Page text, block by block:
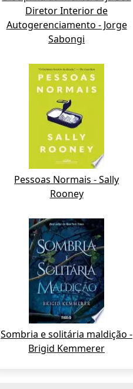
Diretor Interior de
Autogerenciamento - Jorge
Sabongi
Pessoas Normais - Sally
Rooney
Sombria e solitária maldição -
Brigid Kemmerer